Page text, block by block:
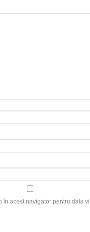
acest navigator pentru data